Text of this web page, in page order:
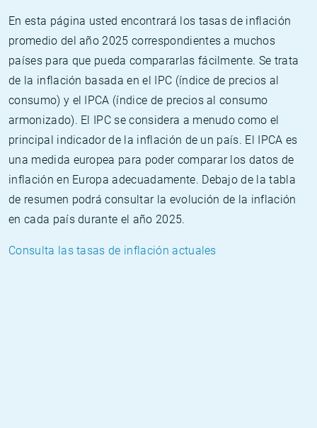
En esta página usted encontrará los tasas de inflación
promedio del año 2025 correspondientes a muchos
países para que pueda compararlas fácilmente. Se trata
de la inflación basada en el IPC (índice de precios al
consumo) y el IPCA (índice de precios al consumo
armonizado). El IPC se considera a menudo como el
principal indicador de la inflación de un país. El IPCA es
una medida europea para poder comparar los datos de
inflación en Europa adecuadamente. Debajo de la tabla
de resumen podrá consultar la evolución de la inflación
en cada país durante el año 2025.
Consulta las tasas de inflación actuales